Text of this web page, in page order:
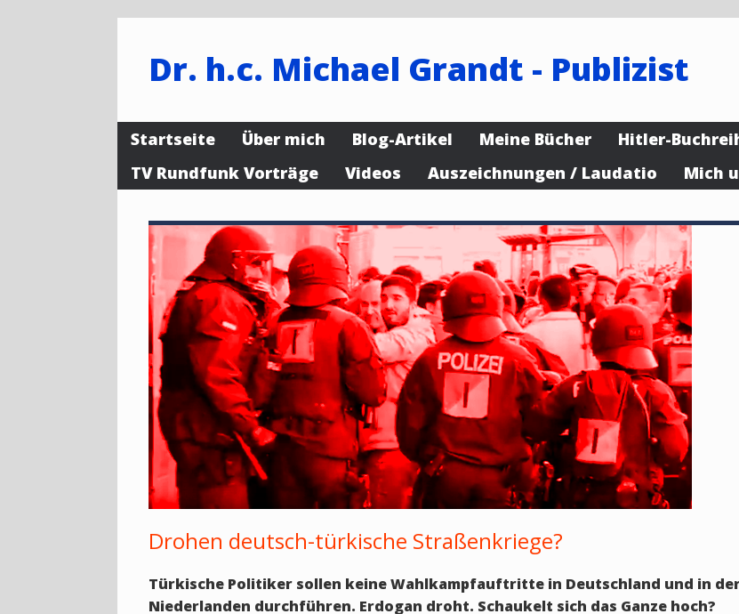
Dr. h.c. Michael Grandt - Publizist
Startseite Über mich Blog-Artikel Meine Bücher Hitler-
TV Rundfunk Vorträge
Videos Auszeichnungen / Laudatio Mich
Drohen deutsch-türkische Straßenkriege?
Türkische Politiker sollen keine Wahlkampfauftritte in Deutschland und in
Niederlanden durchführen. Erdogan droht. Schaukelt sich das Ganze hoch?